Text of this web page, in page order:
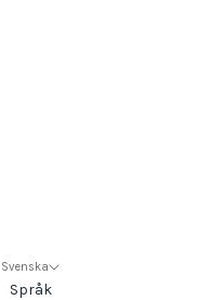
Svenska
Språk